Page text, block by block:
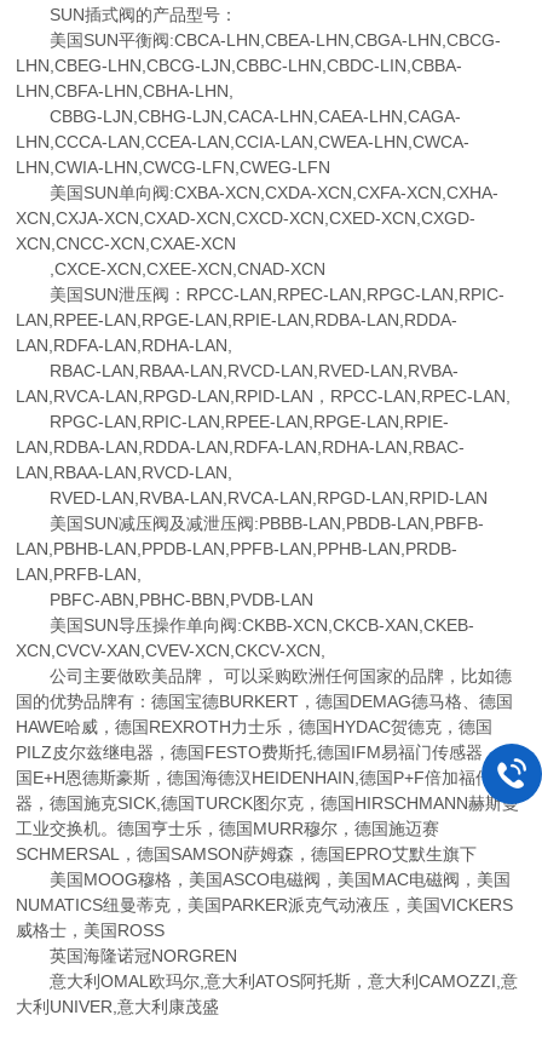
SUN插式阀的产品型号：
美国SUN平衡阀:CBCA-LHN,CBEA-LHN,CBGA-LHN,CBCG-
LHN,CBEG-LHN,CBCG-LJN,CBBC-LHN,CBDC-LIN,CBBA-
LHN,CBFA-LHN,CBHA-LHN,
CBBG-LJN,CBHG-LJN,CACA-LHN,CAEA-LHN,CAGA-
LHN,CCCA-LAN,CCEA-LAN,CCIA-LAN,CWEA-LHN,CWCA-
LHN,CWIA-LHN,CWCG-LFN,CWEG-LFN
美国SUN单向阀:CXBA-XCN,CXDA-XCN,CXFA-XCN,CXHA-
XCN,CXJA-XCN,CXAD-XCN,CXCD-XCN,CXED-XCN,CXGD-
XCN,CNCC-XCN,CXAE-XCN
,CXCE-XCN,CXEE-XCN,CNAD-XCN
美国SUN泄压阀：RPCC-LAN,RPEC-LAN,RPGC-LAN,RPIC-
LAN,RPEE-LAN,RPGE-LAN,RPIE-LAN,RDBA-LAN,RDDA-
LAN,RDFA-LAN,RDHA-LAN,
RBAC-LAN,RBAA-LAN,RVCD-LAN,RVED-LAN,RVBA-
LAN,RVCA-LAN,RPGD-LAN,RPID-LAN，RPCC-LAN,RPEC-LAN,
RPGC-LAN,RPIC-LAN,RPEE-LAN,RPGE-LAN,RPIE-
LAN,RDBA-LAN,RDDA-LAN,RDFA-LAN,RDHA-LAN,RBAC-
LAN,RBAA-LAN,RVCD-LAN,
RVED-LAN,RVBA-LAN,RVCA-LAN,RPGD-LAN,RPID-LAN
美国SUN减压阀及减泄压阀:PBBB-LAN,PBDB-LAN,PBFB-
LAN,PBHB-LAN,PPDB-LAN,PPFB-LAN,PPHB-LAN,PRDB-
LAN,PRFB-LAN,
PBFC-ABN,PBHC-BBN,PVDB-LAN
美国SUN导压操作单向阀:CKBB-XCN,CKCB-XAN,CKEB-
XCN,CVCV-XAN,CVEV-XCN,CKCV-XCN,
公司主要做欧美品牌， 可以采购欧洲任何国家的品牌，比如德
国的优势品牌有：德国宝德BURKERT，德国DEMAG德马格、德国
HAWE哈威，德国REXROTH力士乐，德国HYDAC贺德克，德国
PILZ皮尔兹继电器，德国FESTO费斯托,德国IFM易福门传感器，德
国E+H恩德斯豪斯，德国海德汉HEIDENHAIN,德国P+F倍加福传感
器，德国施克SICK,德国TURCK图尔克，德国HIRSCHMANN赫斯曼
工业交换机。德国亨士乐，德国MURR穆尔，德国施迈赛
SCHMERSAL，德国SAMSON萨姆森，德国EPRO艾默生旗下
美国MOOG穆格，美国ASCO电磁阀，美国MAC电磁阀，美国
NUMATICS纽曼蒂克，美国PARKER派克气动液压，美国VICKERS
威格士，美国ROSS
英国海隆诺冠NORGREN
意大利OMAL欧玛尔,意大利ATOS阿托斯，意大利CAMOZZI,意
大利UNIVER,意大利康茂盛